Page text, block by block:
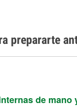
prepararte
de mano